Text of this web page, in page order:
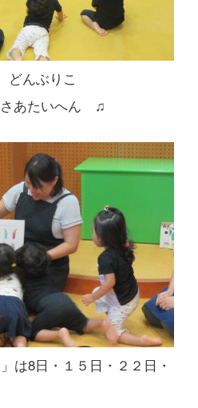
んぶりこ
あたいへん ♫
は8日・１５日・２２日・